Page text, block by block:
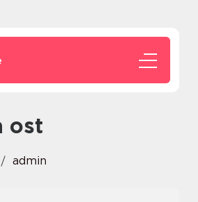
ost
admin